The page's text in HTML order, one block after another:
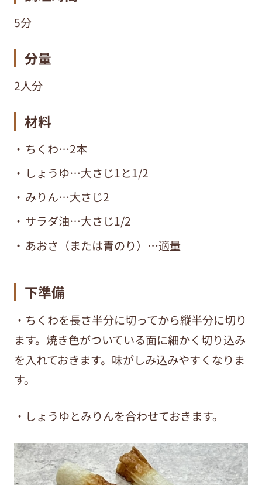
5分
分量
2人分
材料
ちくわ…2本
しょうゆ…大さじ1と1/2
みりん…大さじ2
サラダ油…大さじ1/2
あおさ（または青のり）…適量
下準備
・ちくわを長さ半分に切ってから縦半分に切り
ます。焼き色がついている面に細かく切り込み
を入れておきます。味がしみ込みやすくなりま
す。
・しょうゆとみりんを合わせておきます。